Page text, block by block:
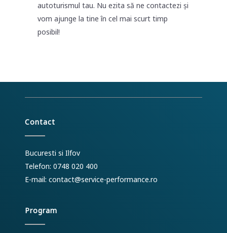
autoturismul tau. Nu ezita să ne contactezi și
vom ajunge la tine în cel mai scurt timp
posibil!
Contact
Bucuresti si Ilfov
Telefon: 0748 020 400
E-mail: contact@service-performance.ro
Program